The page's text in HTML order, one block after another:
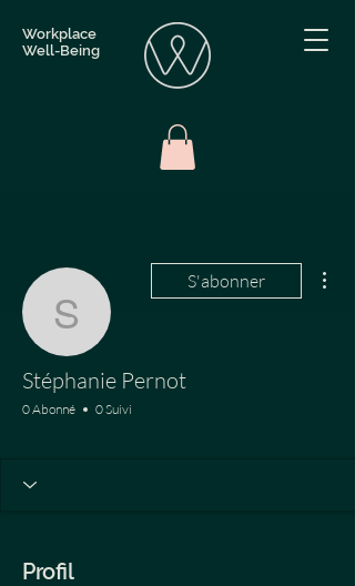
Workplace
Well-Being
Stéphanie Pernot
S'abonner
Stéphanie Pernot
0 Abonné
0 Suivi
Profil